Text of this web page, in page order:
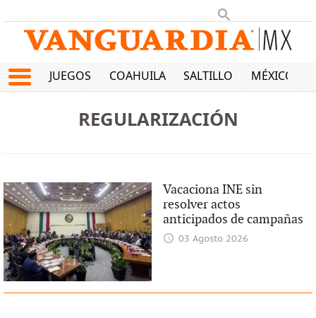
JUEGOS COAHUILA SALTILLO MÉXICO
REGULARIZACIÓN
Vacaciona INE sin
resolver actos
anticipados de campañas
03 Agosto 2026